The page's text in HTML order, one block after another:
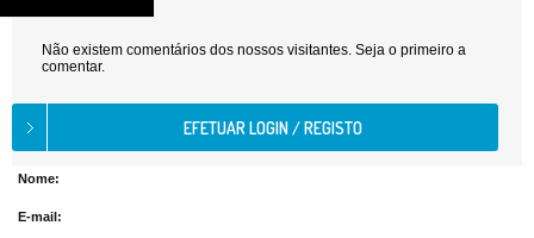
Não existem comentários dos nossos visitantes. Seja o primeiro a
comentar.
Nome:
E-mail: